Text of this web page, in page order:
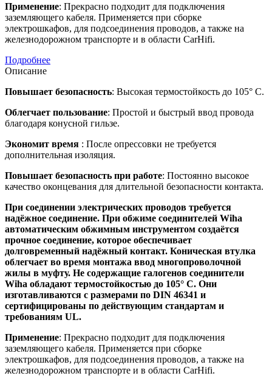
Применение: Прекрасно подходит для подключения
заземляющего кабеля. Применяется при сборке
электрошкафов, для подсоединения проводов, а также на
железнодорожном транспорте и в области CarHifi.
Подробнее
Описание
Повышает безопасность: Высокая термостойкость до 105° C.
Облегчает пользование: Простой и быстрый ввод провода
благодаря конусной гильзе.
Экономит время : После опрессовки не требуется
дополнительная изоляция.
Повышает безопасность при работе: Постоянно высокое
качество оконцевания для длительной безопасности контакта.
При соединении электрических проводов требуется
надёжное соединение. При обжиме соединителей Wiha
автоматическим обжимным инструментом создаётся
прочное соединение, которое обеспечивает
долговременный надёжный контакт. Коническая втулка
облегчает во время монтажа ввод многопроволочной
жилы в муфту. Не содержащие галогенов соединители
Wiha обладают термостойкостью до 105° C. Они
изготавливаются с размерами по DIN 46341 и
сертифицированы по действующим стандартам и
требованиям UL.
Применение: Прекрасно подходит для подключения
заземляющего кабеля. Применяется при сборке
электрошкафов, для подсоединения проводов, а также на
железнодорожном транспорте и в области CarHifi.